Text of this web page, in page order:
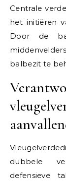
Centrale
het initiëren
Door de
balbezit te
dubbele
defensieve